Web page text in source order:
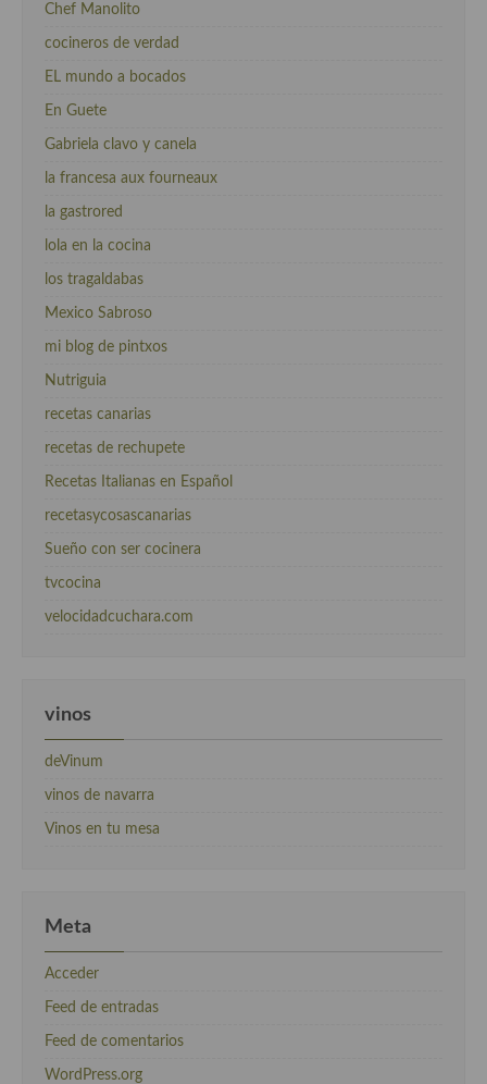
Chef Manolito
cocineros de verdad
EL mundo a bocados
En Guete
Gabriela clavo y canela
la francesa aux fourneaux
la gastrored
lola en la cocina
los tragaldabas
Mexico Sabroso
mi blog de pintxos
Nutriguia
recetas canarias
recetas de rechupete
Recetas Italianas en Español
recetasycosascanarias
Sueño con ser cocinera
tvcocina
velocidadcuchara.com
vinos
deVinum
vinos de navarra
Vinos en tu mesa
Meta
Acceder
Feed de entradas
Feed de comentarios
WordPress.org